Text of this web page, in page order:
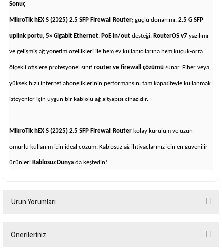
Sonuç
MikroTik hEX S (2025) 2.5 SFP Firewall Router; güçlü donanımı, 2.5 G SFP
uplink portu, 5× Gigabit Ethernet, PoE‑in/out desteği, RouterOS v7 yazılımı
ve gelişmiş ağ yönetim özellikleri ile hem ev kullanıcılarına hem küçük‑orta
ölçekli ofislere profesyonel sınıf router ve firewall çözümü sunar. Fiber veya
yüksek hızlı internet aboneliklerinin performansını tam kapasiteyle kullanmak
isteyenler için uygun bir kablolu ağ altyapısı cihazıdır.
MikroTik hEX S (2025) 2.5 SFP Firewall Router kolay kurulum ve uzun
ömürlü kullanım için ideal çözüm. Kablosuz ağ ihtiyaçlarınız için en güvenilir
ürünleri Kablosuz Dünya da keşfedin!
Ürün Yorumları
Önerileriniz